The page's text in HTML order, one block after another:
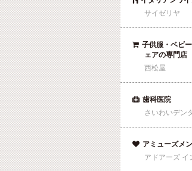
サイゼリヤ
 子供服・ベビ
ェアの専門店
西松屋
 歯科医院
さいわいデン
 アミューズメ
アドアーズ イ